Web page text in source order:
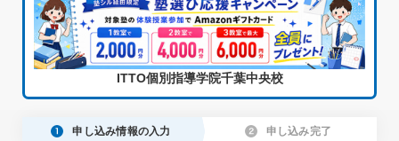
ITTO個別指導学院千葉中央校
申し込み情報の入力 申し込み完了